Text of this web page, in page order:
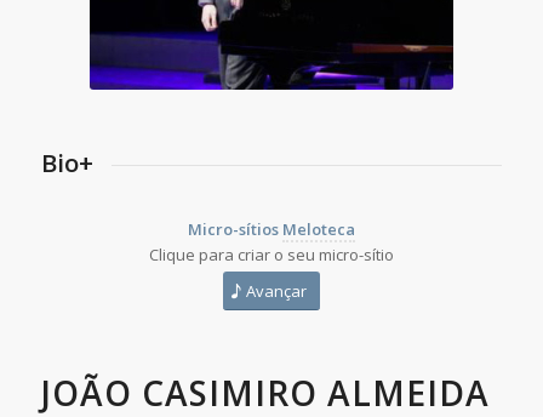
Bio+
Micro-sítios Meloteca
Clique para criar o seu micro-sítio
Avançar
JOÃO CASIMIRO ALMEIDA